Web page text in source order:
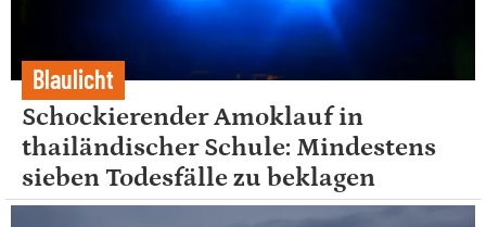
Blaulicht
Schockierender Amoklauf in
thailändischer Schule: Mindestens
sieben Todesfälle zu beklagen